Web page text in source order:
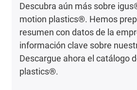
Descubra aún más sobre
motion plastics®. Hemos
resumen con datos de la
información clave sobre
Descargue ahora el catálogo
plastics®.